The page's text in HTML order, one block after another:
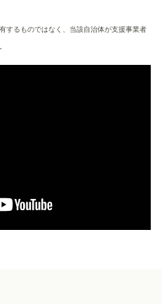
するものではなく、当該自治体が支援事業者